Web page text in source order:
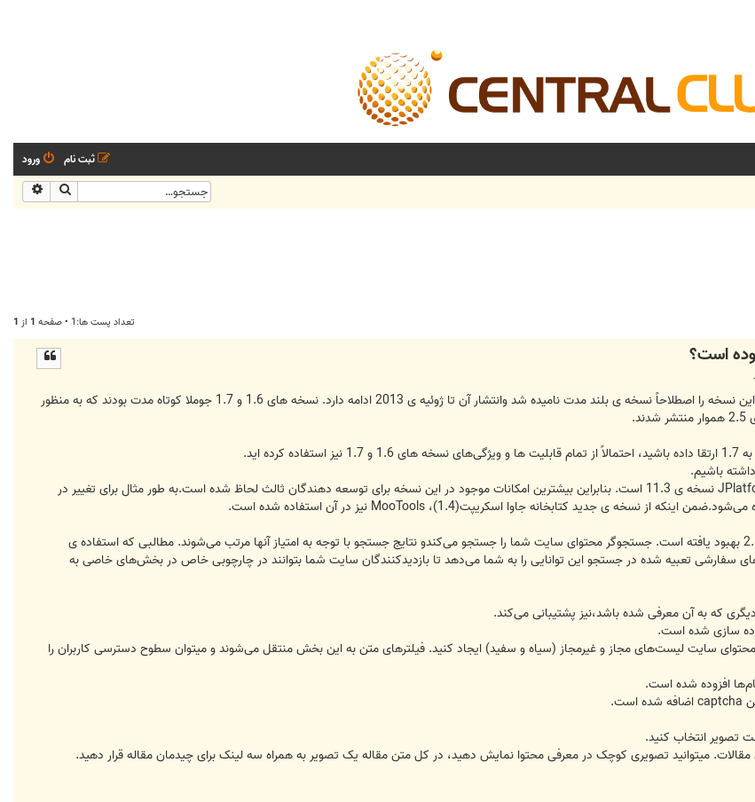
ورود
ثبت نام
جستجو
تعداد پست ها:1 • صفحه 1 از 1
وملا 2.5 در ژانویه 2012 جایگزین جوملا 1.5 شد. این نسخه را اصطلاحاً نسخه ی بلند مدت نامیده شد وانتشار آن تا ژوئیه ی 2013 ادامه دارد. نسخه های 1.6 و 1.7 جوملا کوتاه مدت بودند که به منظور
• در این نسخه پایه ی سیستم مدیریت محتوا JPlatform نسخه ی 11.3 است. بنابراین بیشترین امکانات موجود در این نسخه برای توسعه دهندگان ثالث لحاظ شده است.به طور مثال برای تغییر در
• با کمک جستجوگر (Finder ) جستجو در جوملا 2.5 بهبود یافته است. جستجوگر محتوای سایت شما را جستجو می‌کندو نتایج جستجو با توجه به امتیاز آنها مرتب می‌شوند. مطالبی که استفاده ی
سفارشی تعبیه شده در جستجو این توانایی را به شما می‌دهد تا بازدیدکنندگان سایت شما بتوانند در چارچوبی خاص در بخش‌های خاصی به
سایت لیست‌های مجاز و غیرمجاز (سیاه و سفید) ایجاد کنید. فیلترهای متن به این بخش منتقل می‌شوند و میتوان سطوح دسترسی کاربران را
افزوده شده است.
تصویر انتخاب کنید.